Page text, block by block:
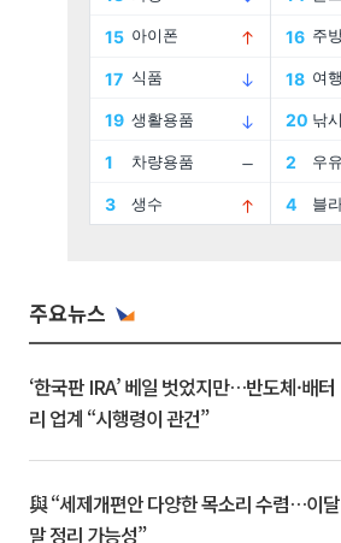
주요뉴스
‘한국판 IRA’ 베일 벗었지만…반도체·배터
리 업계 “시행령이 관건”
與 “세제개편안 다양한 목소리 수렴…이달
말 정리 가능성”